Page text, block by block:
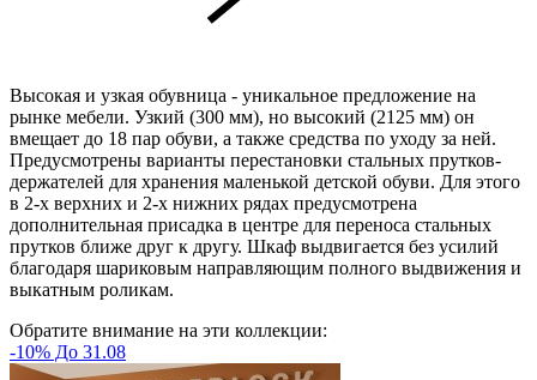
Высокая и узкая обувница - уникальное предложение на
рынке мебели. Узкий (300 мм), но высокий (2125 мм) он
вмещает до 18 пар обуви, а также средства по уходу за ней.
Предусмотрены варианты перестановки стальных прутков-
держателей для хранения маленькой детской обуви. Для этого
в 2-х верхних и 2-х нижних рядах предусмотрена
дополнительная присадка в центре для переноса стальных
прутков ближе друг к другу. Шкаф выдвигается без усилий
благодаря шариковым направляющим полного выдвижения и
выкатным роликам.
Обратите внимание на эти коллекции:
-10% До 31.08